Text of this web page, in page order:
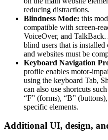
reducing distractions.
Blindness Mode: this
compatible with screen-
VoiceOver, and
blind users that is installed
and websites must be
Keyboard Navigation
profile enables motor-
using the keyboard Tab,
can also use shortcuts
“F” (forms), “B”
specific elements.
Additional UI, design,